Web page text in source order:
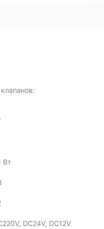
Вт
DC24V, DC12V